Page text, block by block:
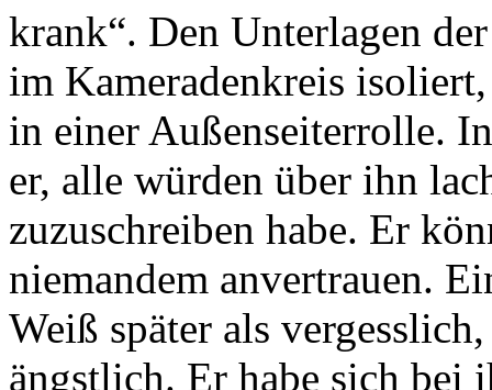
krank“. Den Unterlagen
im Kameradenkreis
in einer Außenseiterrolle.
er, alle würden über ihn
zuzuschreiben habe. Er
niemandem anvertrauen.
Weiß später als
ängstlich. Er habe sich bei